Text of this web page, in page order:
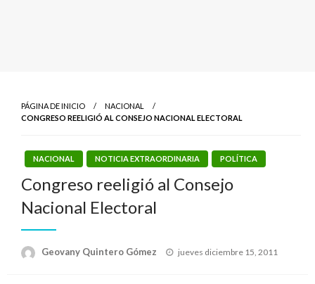
PÁGINA DE INICIO
NACIONAL
CONGRESO REELIGIÓ AL CONSEJO NACIONAL ELECTORAL
NACIONAL NOTICIA EXTRAORDINARIA POLÍTICA
Congreso reeligió al Consejo
Nacional Electoral
Geovany Quintero Gómez
Publicado
jueves diciembre 15, 2011